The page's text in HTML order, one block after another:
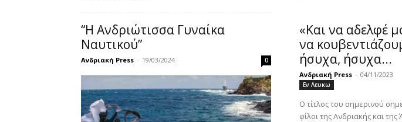
“Η Ανδριώτισσα Γυναίκα
Ναυτικού”
Ανδριακή Press - 19/03/2024 0
«Και να αδελφέ
να
ήσυχα, ήσυχα...
Ανδριακή Press - 04/11/2023
Εν Λευκω
Ο τίτλος του σημερινού
φίλοι της Ανδριακής και